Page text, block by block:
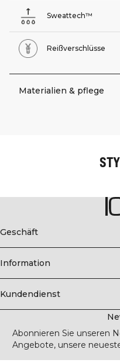
Sweattech™
Reißverschlüsse
Materialien & pflege
Geschäft
Information
Kundendienst
Abonnieren Sie unseren
Angebote, unsere